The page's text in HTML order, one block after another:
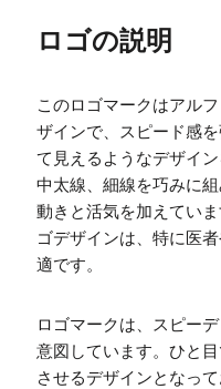
ロゴの説明
このロゴマークはアル
ザインで、スピード感
て見えるようなデザイ
中太線、細線を巧みに
動きと活気を加えてい
ゴデザインは、特に医
適です。
ロゴマークは、スピー
意図しています。ひと
させるデザインとなっ